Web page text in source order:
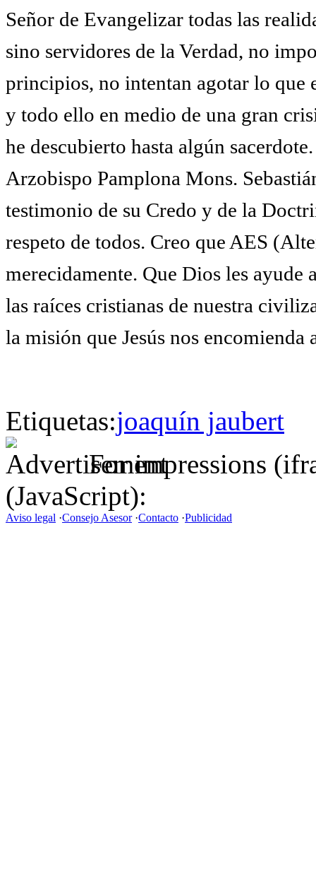
Señor de Evangelizar todas las
sino servidores de la Verdad, no
principios, no intentan agotar lo que
y todo ello en medio de una gran
he descubierto hasta algún
Arzobispo Pamplona Mons.
testimonio de su Credo y de la
respeto de todos. Creo que AES
merecidamente. Que Dios les
las raíces cristianas de nuestra
la misión que Jesús nos encomienda
Etiquetas:joaquín jaubert
For impressions
(JavaScript):
Aviso legal ·Consejo Asesor·Contacto ·Publicidad